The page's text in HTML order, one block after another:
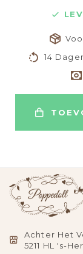
14
Achter Het
5211 HL 's-